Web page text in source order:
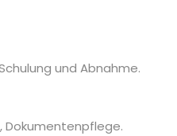
und Abnahme.
Dokumentenpflege.